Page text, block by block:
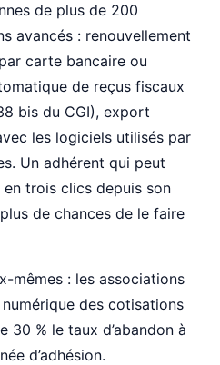
de plus de 200
avancés : renouvellement
carte bancaire ou
de reçus fiscaux
bis du CGI), export
les logiciels utilisés par
Un adhérent qui peut
trois clics depuis son
de chances de le faire
mêmes : les associations
des cotisations
30 % le taux d’abandon à
d’adhésion.